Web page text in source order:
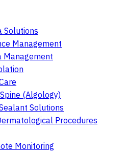
Solutions
Management
Management
(Algology)
Solutions
Procedures
Monitoring